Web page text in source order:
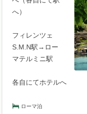
へ）
フィレンツェ
S.M.N駅→ロー
マテルミニ駅
各自にてホテルへ
ローマ泊